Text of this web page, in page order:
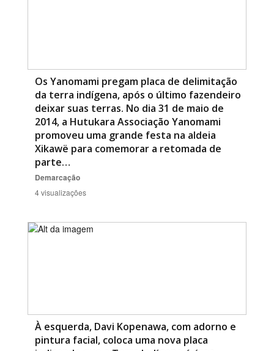
Os Yanomami pregam placa de delimitação
da terra indígena, após o último fazendeiro
deixar suas terras. No dia 31 de maio de
2014, a Hutukara Associação Yanomami
promoveu uma grande festa na aldeia
Xikawë para comemorar a retomada de
parte…
Demarcação
4 visualizações
À esquerda, Davi Kopenawa, com adorno e
pintura facial, coloca uma nova placa